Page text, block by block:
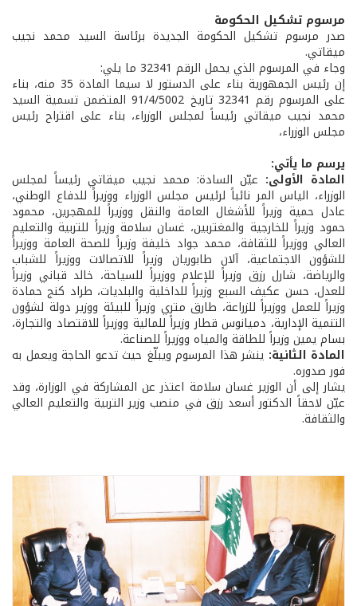
مرسوم تشكيل الحكومة
صدر مرسوم تشكيل الحكومة الجديدة برئاسة السيد محمد نجيب
ميقاتي.
وجاء في المرسوم الذي يحمل الرقم 32341 ما يلي:
إن رئيس الجمهورية بناء على الدستور لا سيما المادة 35 منه، بناء
على المرسوم رقم 32341 تاريخ 91/4/5002 المتضمن تسمية السيد
محمد نجيب ميقاتي رئيساً لمجلس الوزراء، بناء على اقتراح رئيس
مجلس الوزراء،
يرسم ما يأتي:
المادة الأولى: عيّن السادة: محمد نجيب ميقاتي رئيساً لمجلس
الوزراء، الياس المر نائباً لرئيس مجلس الوزراء ووزيراً للدفاع الوطني،
عادل حمية وزيراً للأشغال العامة والنقل ووزيراً للمهجرين، محمود
حمود وزيراً للخارجية والمغتربين، غسان سلامة وزيراً للتربية والتعليم
العالي ووزيراً للثقافة، محمد جواد خليفة وزيراً للصحة العامة ووزيراً
للشؤون الاجتماعية، آلان طابوريان وزيراً للاتصالات ووزيراً للشباب
والرياضة، شارل رزق وزيراً للإعلام ووزيراً للسياحة، خالد قباني وزيراً
للعدل، حسن عكيف السبع وزيراً للداخلية والبلديات، طراد كنج حمادة
وزيراً للعمل ووزيراً للزراعة، طارق متري وزيراً للبيئة ووزير دولة لشؤون
التنمية الإدارية، دميانوس قطار وزيراً للمالية ووزيراً للاقتصاد والتجارة،
بسام يمين وزيراً للطاقة والمياه ووزيراً للصناعة.
المادة الثانية: ينشر هذا المرسوم ويبلّغ حيث تدعو الحاجة ويعمل به
فور صدوره.
يشار إلى أن الوزير غسان سلامة اعتذر عن المشاركة في الوزارة، وقد
عيّن لاحقاً الدكتور أسعد رزق في منصب وزير التربية والتعليم العالي
والثقافة.